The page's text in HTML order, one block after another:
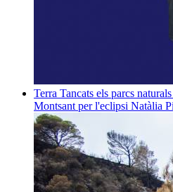
Terra Tancats els parcs
Montsant per l'eclipsi Natàlia